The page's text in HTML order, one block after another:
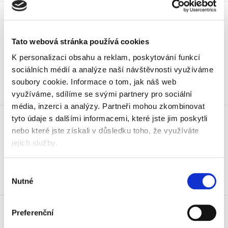
Tato webová stránka používá cookies
K personalizaci obsahu a reklam, poskytování funkcí
sociálních médií a analýze naší návštěvnosti využíváme
soubory cookie. Informace o tom, jak náš web
využíváme, sdílíme se svými partnery pro sociální
média, inzerci a analýzy. Partneři mohou zkombinovat
tyto údaje s dalšími informacemi, které jste jim poskytli
nebo které jste získali v důsledku toho, že využíváte
jejich služby.
souhlasu
Nutné
Preferenční
Mikrotuhy náhradní 0,7 mm, HB
17 Kč
Koupit
Skladem
Náplň 4401 E modrá
4,70 Kč
5,69 Kč vč. DPH
Náplň 4404 E modrá
4,70 Kč